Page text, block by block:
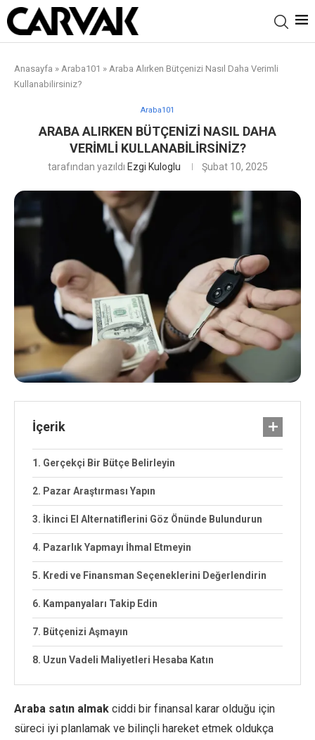
Anasayfa » Araba101 » Araba Alırken Bütçenizi Nasıl Daha Verimli
Kullanabilirsiniz?
Araba101
ARABA ALIRKEN BÜTÇENIZI NASIL DAHA
VERIMLI KULLANABILIRSINIZ?
tarafından yazıldı Ezgi Kuloglu Şubat 10, 2025
İçerik
1. Gerçekçi Bir Bütçe Belirleyin
2. Pazar Araştırması Yapın
3. İkinci El Alternatiflerini Göz Önünde Bulundurun
4. Pazarlık Yapmayı İhmal Etmeyin
5. Kredi ve Finansman Seçeneklerini Değerlendirin
6. Kampanyaları Takip Edin
7. Bütçenizi Aşmayın
8. Uzun Vadeli Maliyetleri Hesaba Katın
Araba satın almak ciddi bir finansal karar olduğu için
süreci iyi planlamak ve bilinçli hareket etmek oldukça